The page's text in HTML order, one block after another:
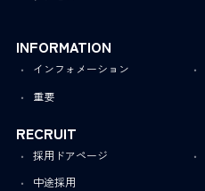
INFORMATION
インフォメーション
重要
RECRUIT
採用ドアページ
中途採用